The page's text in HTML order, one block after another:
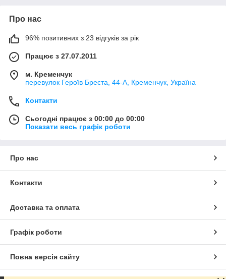
Про нас
96% позитивних з 23 відгуків за рік
Працює з 27.07.2011
м. Кременчук
перевулок Героїв Бреста, 44-А, Кременчук, Україна
Контакти
Сьогодні працює з 00:00 до 00:00
Показати весь графік роботи
Про нас
Контакти
Доставка та оплата
Графік роботи
Повна версія сайту